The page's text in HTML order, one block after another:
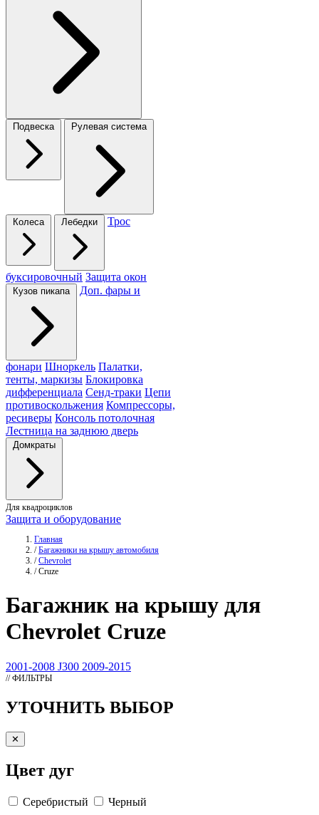
Подвеска Рулевая система
Колеса Лебедки Трос
буксировочный Защита окон
Кузов пикапа Доп. фары и
фонари Шноркель Палатки,
тенты, маркизы Блокировка
дифференциала Сенд-траки Цепи
противоскольжения Компрессоры,
ресиверы Консоль потолочная
Лестница на заднюю дверь
Домкраты
Для квадроциклов
Защита и оборудование
Главная
/ Багажники на крышу автомобиля
/ Chevrolet
/ Cruze
Багажникна крышу для
Chevrolet Cruze
2001-2008 J300 2009-2015
// ФИЛЬТРЫ
УТОЧНИТЬ ВЫБОР
✕
Цвет дуг
Серебристый Черный